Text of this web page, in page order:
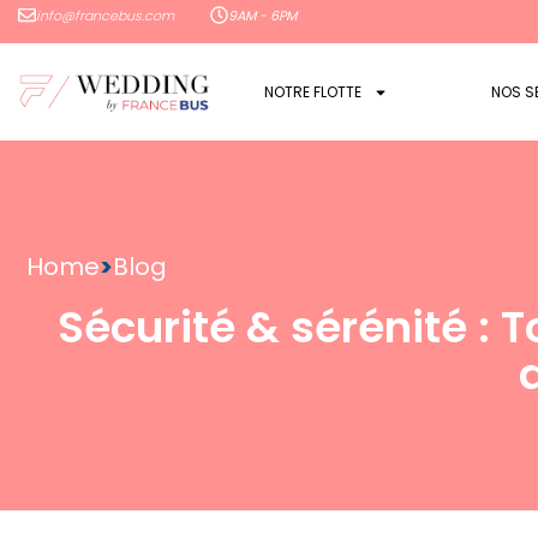
info@francebus.com 9AM - 6PM
NOTRE FLOTTE NOS
Home>Blog
Sécurité & sérénité :